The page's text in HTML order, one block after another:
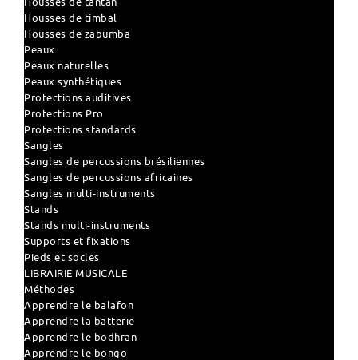
Housses de timbal
Housses de zabumba
Peaux
Peaux naturelles
Peaux synthétiques
Protections auditives
Protections Pro
Protections standards
Sangles
Sangles de percussions brésiliennes
Sangles de percussions africaines
Sangles multi-instruments
Stands
Stands multi-instruments
Supports et fixations
Pieds et socles
LIBRAIRIE MUSICALE
Méthodes
Apprendre le balafon
Apprendre la batterie
Apprendre le bodhran
Apprendre le bongo